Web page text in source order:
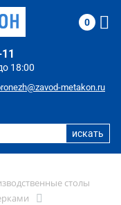
18:00
metakon.ru
0
столы